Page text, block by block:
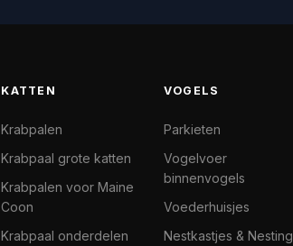
KATTEN
Krabpalen
Krabpaal grote katten
Krabpalen voor Maine
Coon
Krabpaal onderdelen
VOGELS
Parkieten
Vogelvoer
binnenvogels
Voederhuisjes
Nestkastjes & Nesting